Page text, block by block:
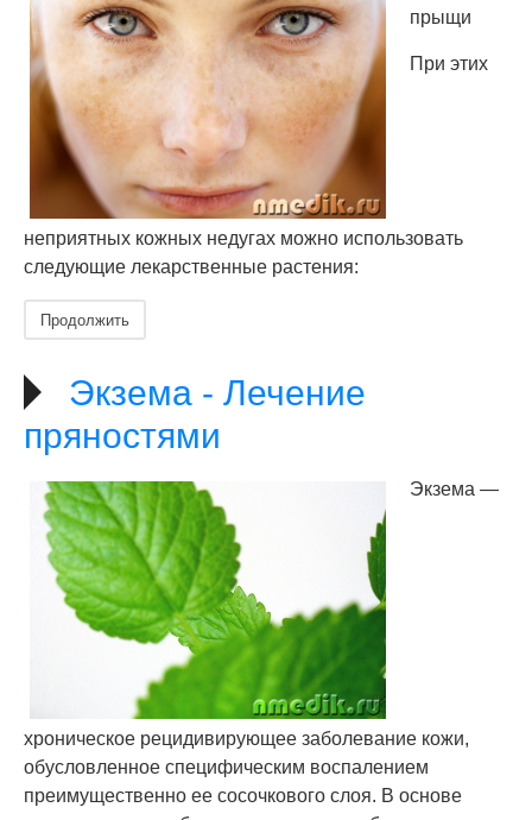
прыщи
При этих
неприятных кожных недугах можно использовать
следующие лекарственные растения:
Продолжить
Экзема - Лечение
пряностями
Экзема —
хроническое рецидивирующее заболевание кожи,
обусловленное специфическим воспалением
преимущественно ее сосочкового слоя. В основе